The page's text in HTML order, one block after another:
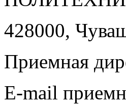
428000,
Приемная
E-mail